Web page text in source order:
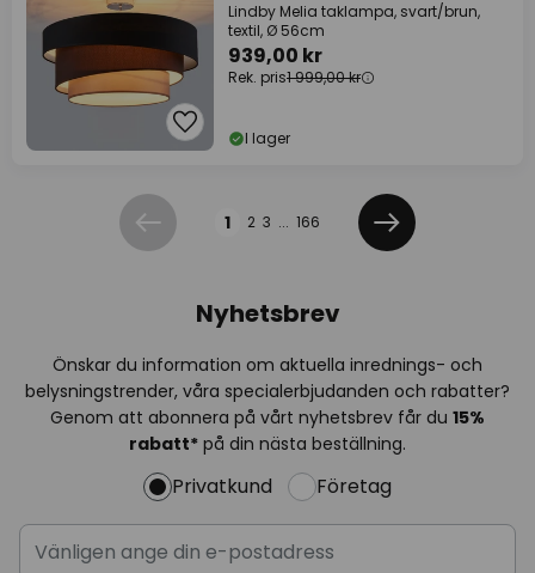
Lindby Melia taklampa, svart/brun,
textil, Ø 56cm
939,00 kr
Rek. pris1 999,00 kr
I lager
Föregående
1 2 3 ... 166
Nästa
Nyhetsbrev
Önskar du information om aktuella inrednings- och
belysningstrender, våra specialerbjudanden och rabatter?
Genom att abonnera på vårt nyhetsbrev får du 15%
rabatt* på din nästa beställning.
Privatkund Företag